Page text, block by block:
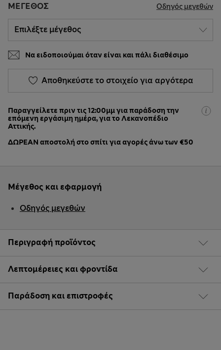
ΜΈΓΕΘΟΣ Οδηγός μεγεθών
Να ειδοποιούμαι όταν είναι και πάλι διαθέσιμο
Αποθηκεύστε το στοιχείο για αργότερα
Παραγγείλετε πριν τις 12:00μμ για παράδοση την
επόμενη εργάσιμη ημέρα, για το Λεκανοπέδιο
Αττικής.
ΔΩΡΕΑΝ αποστολή στο σπίτι για αγορές άνω των €50
Περιγραφή προϊόντος
Λεπτομέρειες και φροντίδα
Παράδοση και επιστροφές
Μέγεθος και εφαρμογή
Οδηγός μεγεθών